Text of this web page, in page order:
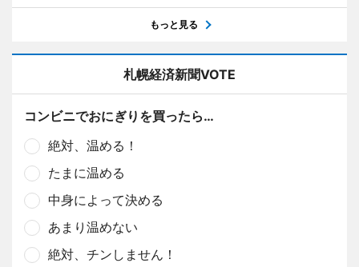
もっと見る
札幌経済新聞VOTE
コンビニでおにぎりを買ったら…
絶対、温める！
たまに温める
中身によって決める
あまり温めない
絶対、チンしません！